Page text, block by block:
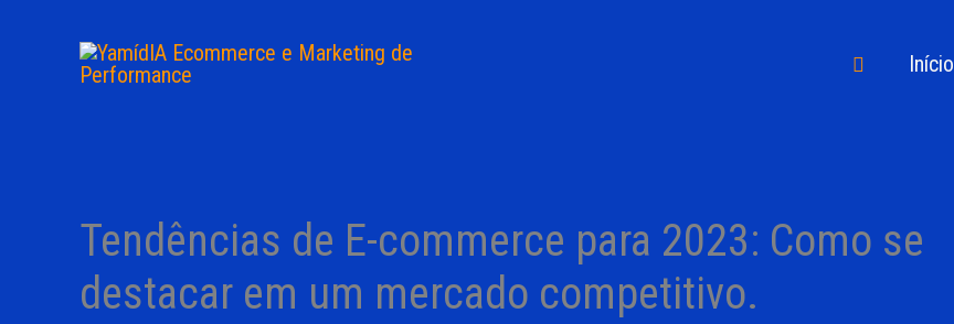
PesquisarInício
Tendências de E-commerce para 2023: Como se
destacar em um mercado competitivo.